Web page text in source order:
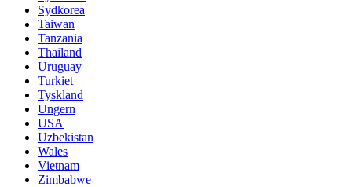
Sydkorea
Taiwan
Tanzania
Thailand
Uruguay
Turkiet
Tyskland
Ungern
USA
Uzbekistan
Wales
Vietnam
Zimbabwe